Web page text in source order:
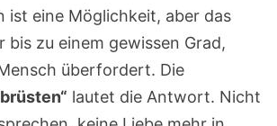
ist eine Möglichkeit, aber das
zu einem gewissen Grad,
überfordert. Die
lautet die Antwort. Nicht